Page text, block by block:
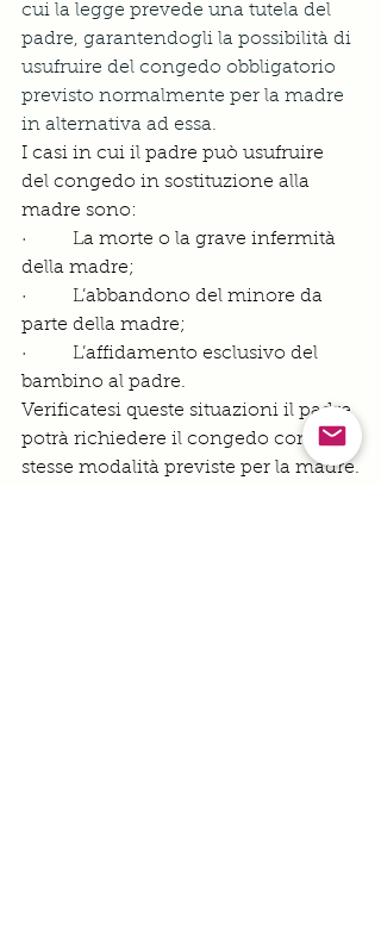
cui la legge prevede una tutela del
padre, garantendogli la possibilità di
usufruire del congedo obbligatorio
previsto normalmente per la madre
in alternativa ad essa.
I casi in cui il padre può usufruire
del congedo in sostituzione alla
madre sono:
· La morte o la grave infermità
della madre;
· L’abbandono del minore da
parte della madre;
· L’affidamento esclusivo del
bambino al padre.
Verificatesi queste situazioni il padre
potrà richiedere il congedo con le
stesse modalità previste per la madre.